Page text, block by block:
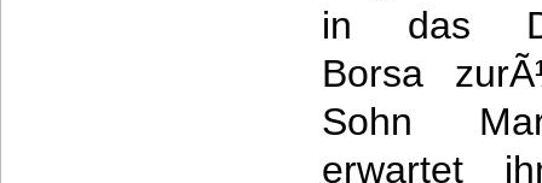
in das
Borsa
Sohn
erwartet